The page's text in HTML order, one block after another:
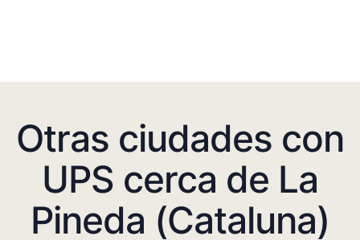
Otras ciudades con
UPS cerca de La
Pineda (Cataluna)